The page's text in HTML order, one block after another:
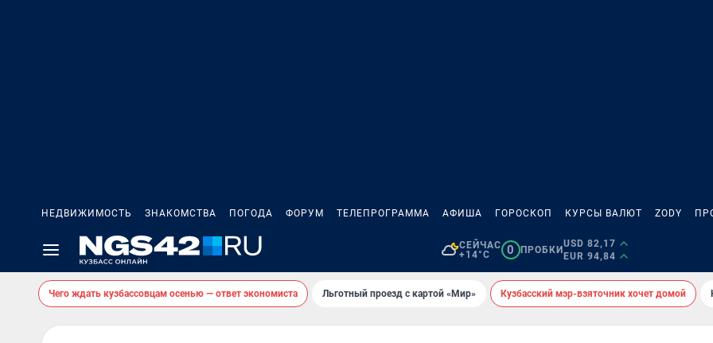
НЕДВИЖИМОСТЬ ЗНАКОМСТВА ПОГОДА ФОРУМ ТЕЛЕПРОГРАММА АФИША ГОРОСКОП КУРСЫ ВАЛЮТ ZODY
СЕЙЧАС
+14°C
0 ПРОБКИ
USD 82,17
EUR 94,84
Чего ждать кузбассовцам осенью — ответ экономиста Льготный проезд с картой «Мир» Кузбасский мэр-взяточник хочет домой